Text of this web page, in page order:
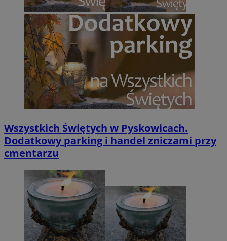
Wszystkich Świętych w Pyskowicach.
Dodatkowy parking i handel zniczami przy
cmentarzu